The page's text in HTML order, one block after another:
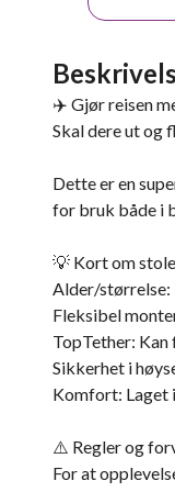
✈️ Gjør reisen
Skal dere ut og
Dette er en
for bruk både i
💡 Kort om
Alder/størrelse:
Fleksibel
TopTether: Kan
Sikkerhet i
Komfort: Laget
⚠️ Regler og
For at